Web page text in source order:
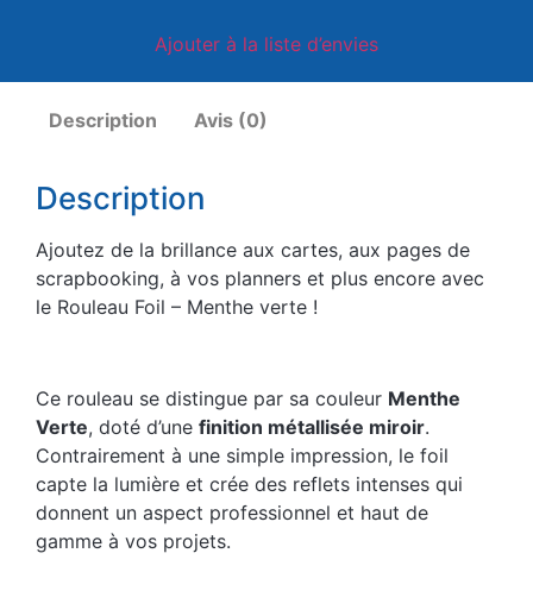
Ajouter à la liste d’envies
Description Avis (0)
Description
Ajoutez de la brillance aux cartes, aux pages de
scrapbooking, à vos planners et plus encore avec
le Rouleau Foil – Menthe verte !
Ce rouleau se distingue par sa couleur Menthe
Verte, doté d’une finition métallisée miroir.
Contrairement à une simple impression, le foil
capte la lumière et crée des reflets intenses qui
donnent un aspect professionnel et haut de
gamme à vos projets.